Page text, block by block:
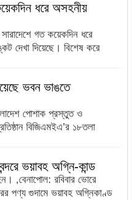
ধরে অসহনীয়
গত কয়েকদিন ধরে
দেখা দিয়েছে। বিশেষ করে
ভবন ভাঙতে
পোশাক প্রস্তুত ও
বিজিএমইএ’র ১৮তলা
ভয়াবহ অগ্নি-কান্ড
,বেনাপোল: রবিবার ভোরে
পণ্য গুদামে ভয়াবহ অগ্নিকাণ্ড